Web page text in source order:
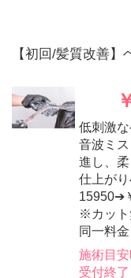
【初回/髪質改善
低刺激
音波ミ
進し、
仕上がり
15950➔
※カット
同一料金
施術目安
受付終